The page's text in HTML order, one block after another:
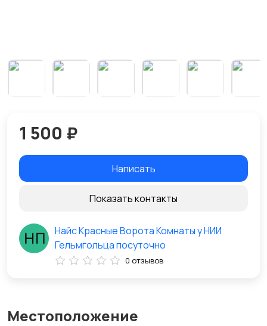
Местоположение
1 500 ₽
Написать
Показать контакты
Найс Красные Ворота Комнаты у НИИ
Гельмгольца посуточно
0 отзывов